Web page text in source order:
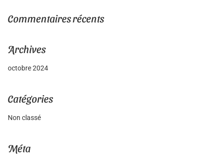
Commentaires récents
Archives
octobre 2024
Catégories
Non classé
Méta